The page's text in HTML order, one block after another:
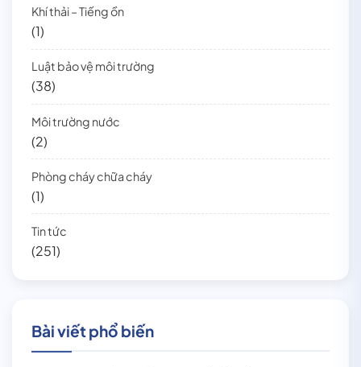
Khí thải – Tiếng ồn
(1)
Luật bảo vệ môi trường
(38)
Môi trường nước
(2)
Phòng cháy chữa cháy
(1)
Tin tức
(251)
Bài viết phổ biến